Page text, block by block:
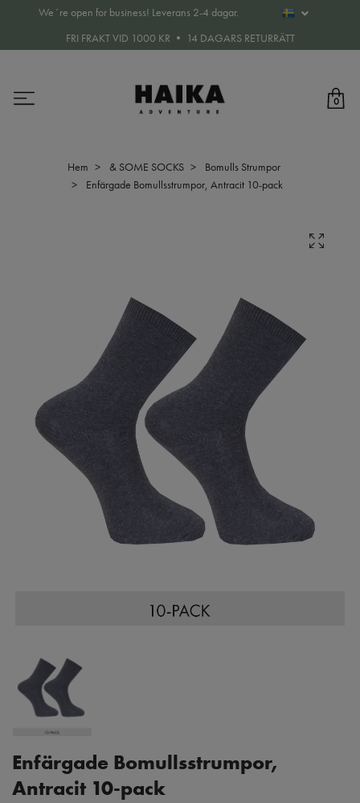
We´re open for business! Leverans 2-4 dagar.
FRI FRAKT VID 1000 KR • 14 DAGARS RETURRÄTT
0
Hem & SOME SOCKS
Bomulls Strumpor
Enfärgade Bomullsstrumpor, Antracit 10-pack
Enfärgade Bomullsstrumpor,
Antracit 10-pack